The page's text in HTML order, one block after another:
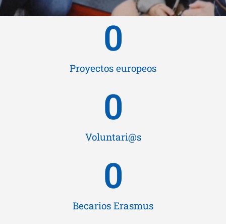
Proyectos europeos
0
Voluntari@s
0
Becarios Erasmus
0